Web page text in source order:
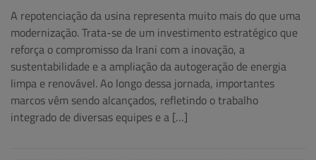
A repotenciação da usina representa muito mais do que uma
modernização. Trata-se de um investimento estratégico que
reforça o compromisso da Irani com a inovação, a
sustentabilidade e a ampliação da autogeração de energia
limpa e renovável. Ao longo dessa jornada, importantes
marcos vêm sendo alcançados, refletindo o trabalho
integrado de diversas equipes e a […]